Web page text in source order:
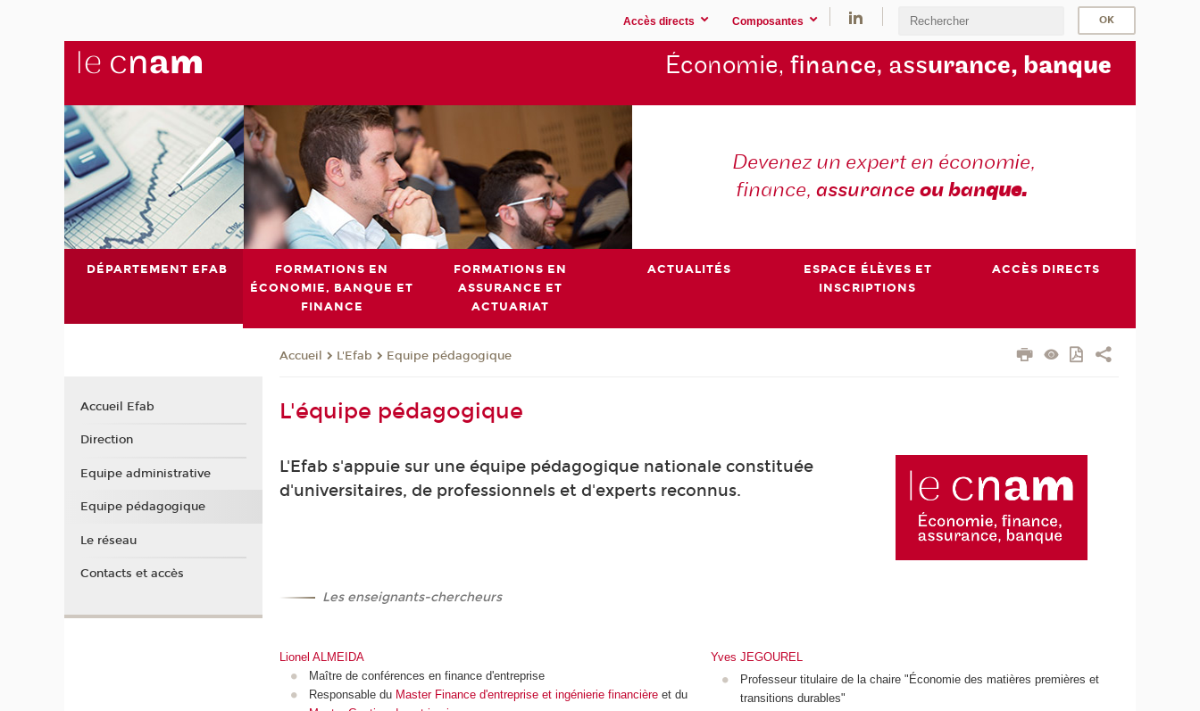
Accès directs Composantes
Économie, finance, assurance, banque
Devenez un expert en économie,
finance, assurance ou banque.
DÉPARTEMENT EFAB
FORMATIONS EN
ÉCONOMIE, BANQUE ET
FINANCE
FORMATIONS EN
ASSURANCE ET
ACTUARIAT
ACTUALITÉS
ESPACE ÉLÈVES ET
INSCRIPTIONS
ACCÈS DIRECTS
Accueil L'Efab Equipe pédagogique
L'équipe pédagogique
L'Efab s'appuie sur une équipe pédagogique nationale constituée
d'universitaires, de professionnels et d'experts reconnus.
Les enseignants-chercheurs
Lionel ALMEIDA
Maître de conférences en finance d'entreprise
Responsable du Master Finance d'entreprise et ingénierie financièreet du
Yves JEGOUREL
Professeur titulaire de la chaire "Économie des matières premières et
transitions durables"
Accueil Efab
Direction
Equipe administrative
Equipe pédagogique
Le réseau
Contacts et accès